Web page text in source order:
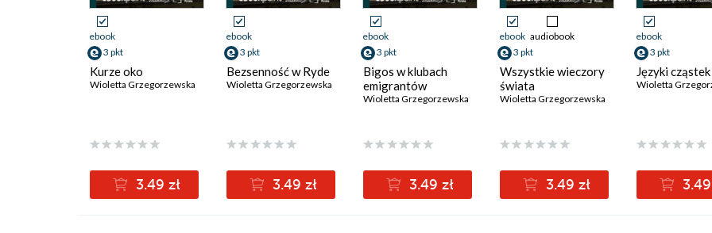
ebook
3 pkt
Kurze oko
Wioletta Grzegorzewska
3.49 zł
ebook
3 pkt
Bezsenność w Ryde
Wioletta Grzegorzewska
3.49 zł
ebook
3 pkt
Bigos w klubach
emigrantów
Wioletta Grzegorzewska
3.49 zł
ebook audiobook
3 pkt
Wszystkie wieczory
świata
Wioletta Grzegorzewska
3.49 zł
ebook
3 pkt
Języki cząstek
Wioletta